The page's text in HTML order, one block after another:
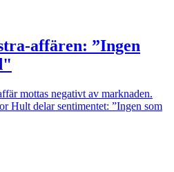
affären: ”Ingen
mottas negativt av marknaden.
Hult delar sentimentet: ”Ingen som